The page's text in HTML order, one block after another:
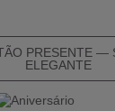
PRESENTE —
ELEGANTE